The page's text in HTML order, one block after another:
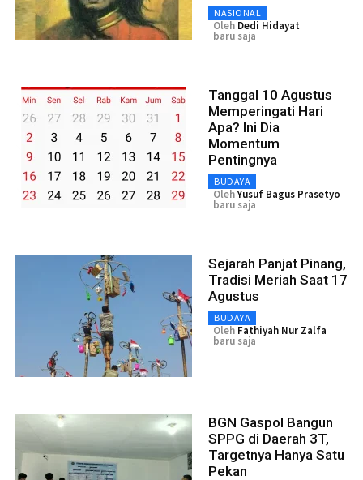
NASIONAL
Oleh Dedi Hidayat
baru saja
Tanggal 10 Agustus
Memperingati Hari
Apa? Ini Dia
Momentum
Pentingnya
BUDAYA
OlehYusuf Bagus Prasetyo
baru saja
Sejarah Panjat Pinang,
Tradisi Meriah Saat 17
Agustus
BUDAYA
Oleh Fathiyah Nur Zalfa
baru saja
BGN Gaspol Bangun
SPPG di Daerah 3T,
Targetnya Hanya Satu
Pekan